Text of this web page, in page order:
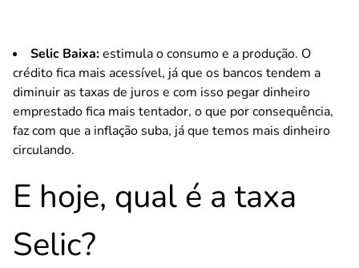
Selic Baixa:estimula o consumo e a produção. O
crédito fica mais acessível, já que os bancos tendem a
diminuir as taxas de juros e com isso pegar dinheiro
emprestado fica mais tentador, o que por consequência,
faz com que a inflação suba, já que temos mais dinheiro
circulando.
E hoje, qual é a taxa
Selic?